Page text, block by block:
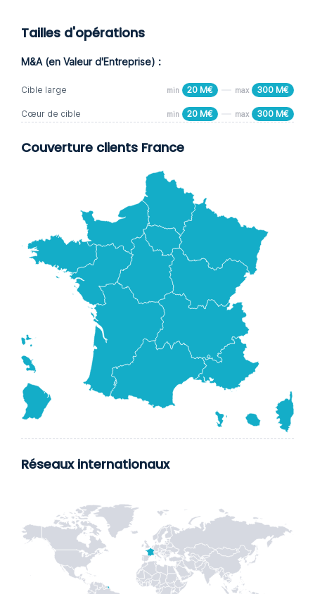
Tailles d'opérations
M&A (en Valeur d'Entreprise) :
Cible large min 20 M€ max 300 M€
Cœur de cible min 20 M€ max 300 M€
Couverture clients France
Réseaux internationaux